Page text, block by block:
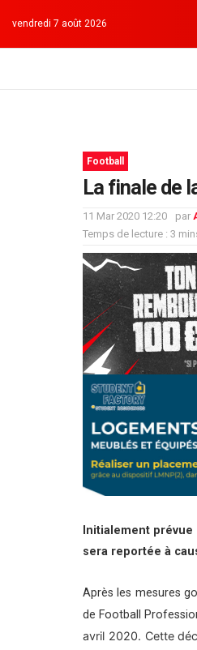
vendredi 7 août 2026
Football
La finale de
11 Mar 2020 12:20 par
Temps de lecture : 3
Initialement prévue
sera reportée à
Après les mesures
de Football
avril 2020. Cette